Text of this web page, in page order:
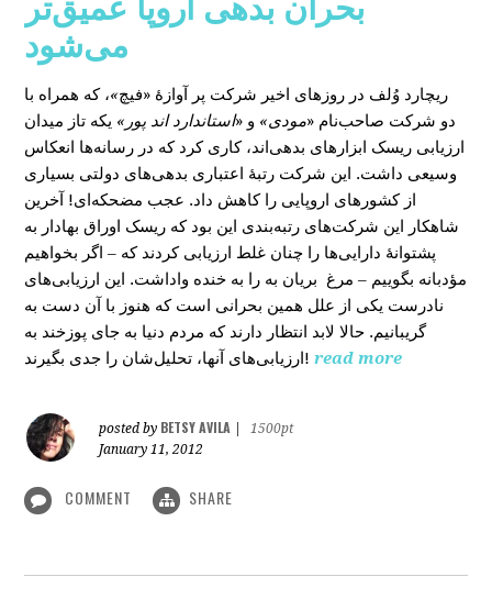
بحران بدهی اروپا عمیق‌تر
می‌شود
ریچارد وُلف در روزهای اخیر شرکت پر آوازۀ «فیچ»، که همراه با
دو شرکت صاحب‌نام «مودی» و «استاندارد اند پور» یکه‌ تاز میدان
ارزیابی ریسک ابزارهای بدهی‌اند، کاری کرد که در رسانه‌ها انعکاس
وسیعی داشت. این شرکت رتبۀ اعتباری بدهی‌های دولتی بسیاری
از کشورهای اروپایی را کاهش داد. عجب مضحکه‌ای! آخرین
شاهکار این شرکت‌های رتبه‌بندی این بود که ریسک‌ اوراق بهادار به
پشتوانۀ دارایی‌‌ها را چنان غلط ارزیابی کردند که – اگر بخواهیم
مؤدبانه بگوییم – مرغ بریان به را به خنده واداشت. این ارزیابی‌های
نادرست یکی از علل همین بحرانی است که هنوز با آن دست به
گریبانیم. حالا لابد انتظار دارند که مردم دنیا به جای پوزخند به
ارزیابی‌های آنها، تحلیل‌‌شان را جدی بگیرند! read more
posted by BETSY AVILA
1500pt
January 11, 2012
COMMENT SHARE